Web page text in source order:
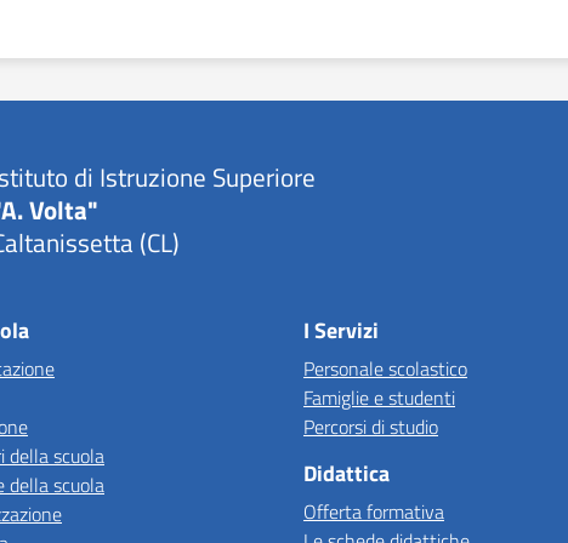
di Istruzione Superiore
Volta"
(CL)
della scuola
della scuola
I Servizi
Personale scolastico
Famiglie e studenti
Percorsi di studio
Didattica
Offerta formativa